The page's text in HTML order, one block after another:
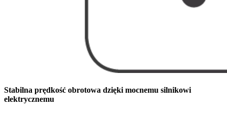
Stabilna prędkość obrotowa dzięki mocnemu silnikowi
elektrycznemu